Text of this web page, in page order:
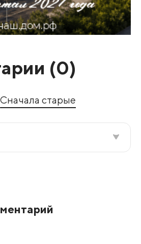
(0)
Сначала старые